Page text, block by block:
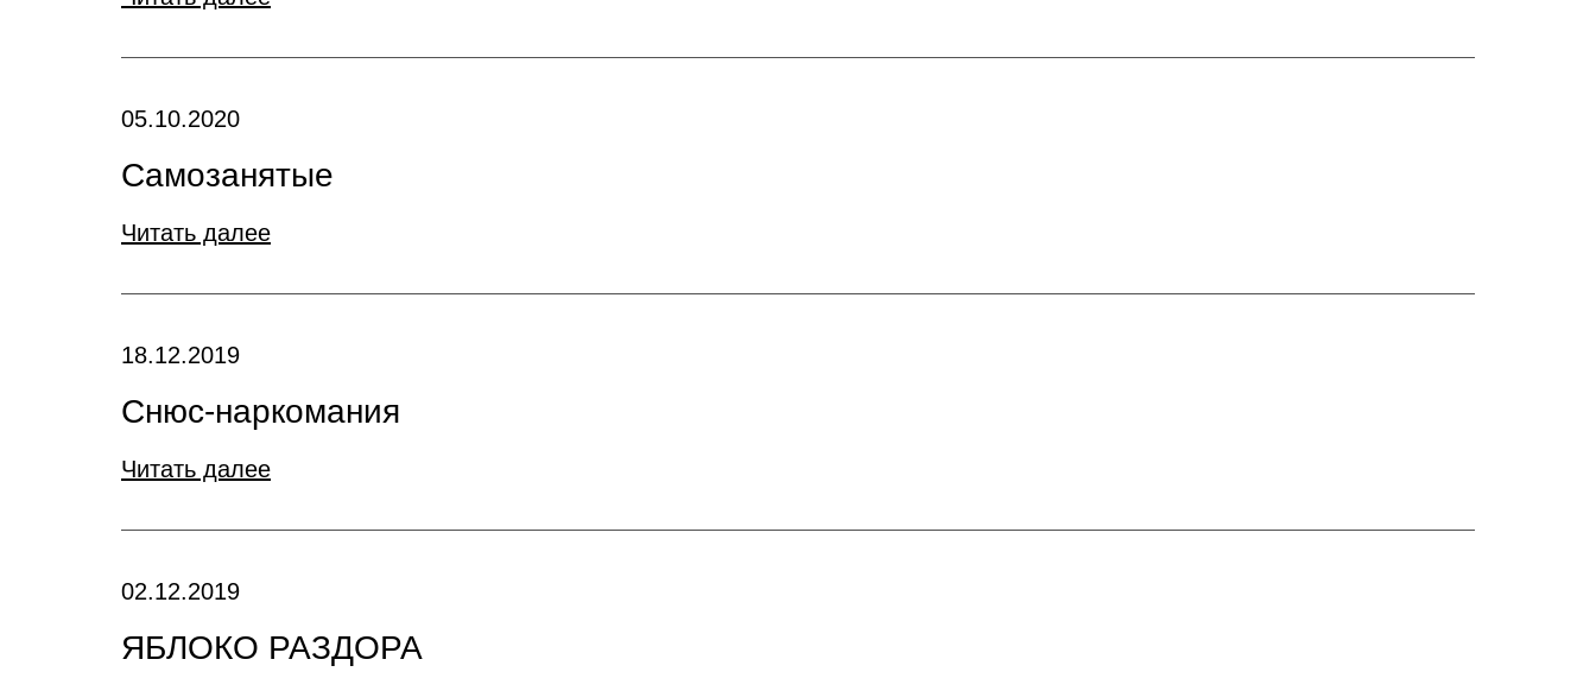
05.10.2020
Самозанятые
Читать далее
18.12.2019
Снюс-наркомания
Читать далее
02.12.2019
ЯБЛОКО РАЗДОРА